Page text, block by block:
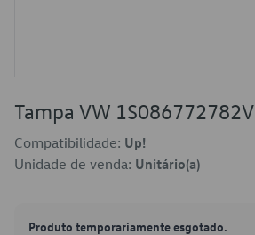
Tampa VW 1S086772782V
Compatibilidade: Up!
Unidade de venda: Unitário(a)
Produto temporariamente esgotado.